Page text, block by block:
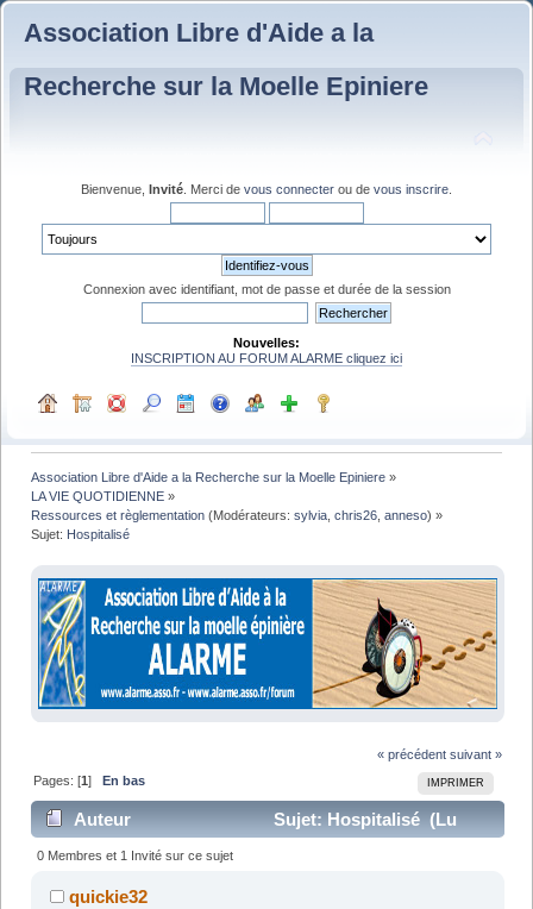
Association Libre d'Aide a la
Recherche sur la Moelle Epiniere
Bienvenue, Invité . Merci de vous connecter ou de vous inscrire
Connexion avec identifiant, mot de passe et durée de la session
Nouvelles:
INSCRIPTION AU FORUM ALARME cliquez ici
Association Libre d'Aide a la Recherche sur la Moelle Epiniere »
LA VIE QUOTIDIENNE »
Ressources et règlementation (Modérateurs:sylvia ,chris26 ,anneso) »
Sujet: Hospitalisé
« précédent suivant »
IMPRIMER
Pages: [1] En bas
Auteur
Sujet: Hospitalisé (Lu
13798 fois)
0 Membres et 1 Invité sur ce sujet
quickie32